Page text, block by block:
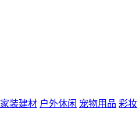
家装建材 户外休闲 宠物用品 彩妆